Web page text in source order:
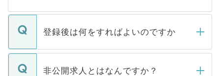
登録後は何をすればよいのですか
ご登録いただきましたら、弊社担当者がご
登録内容を確認し、その後メールもしくは
非公開求人とはなんですか？